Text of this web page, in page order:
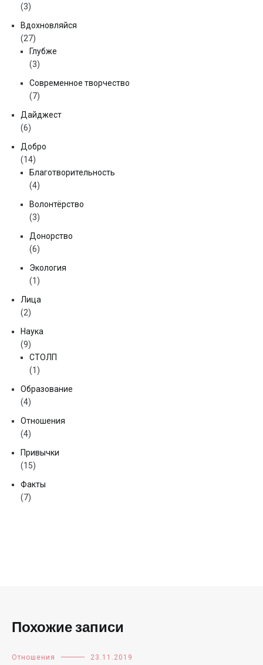
(3)
Вдохновляйся
(27)
Глубже
(3)
Современное творчество
(7)
Дайджест
(6)
Добро
(14)
Благотворительность
(4)
Волонтёрство
(3)
Донорство
(6)
Экология
(1)
Лица
(2)
Наука
(9)
СТОЛП
(1)
Образование
(4)
Отношения
(4)
Привычки
(15)
Факты
(7)
Похожие записи
Отношения 23.11.2019